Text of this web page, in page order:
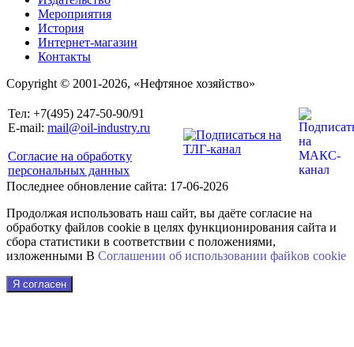
Мероприятия
История
Интернет-магазин
Контакты
Copyright © 2001-2026, «Нефтяное хозяйство»
Тел: +7(495) 247-50-90/91
E-mail: mail@oil-industry.ru
Согласие на обработку
персональных данных
Последнее обновление сайта: 17-06-2026
Продолжая использовать наш сайт, вы даёте согласие на
обработку файлов cookie в целях функционирования сайта и
сбора статистики в соответствии с положениями,
изложенными В Соглашении об использовании файkов cookie
Я согласен